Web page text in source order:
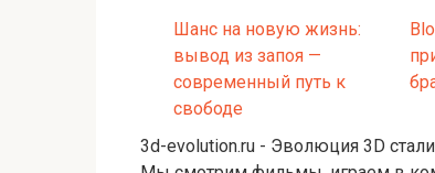
Шанс на новую жизнь:
вывод из запоя —
современный путь к
свободе
3d-evolution.ru - Эволюция 3D